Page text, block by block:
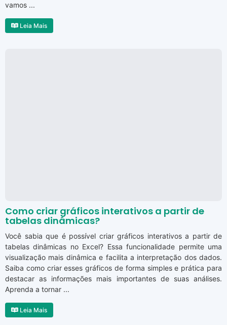
vamos ...
Leia Mais
Como criar gráficos interativos a partir de
tabelas dinâmicas?
Você sabia que é possível criar gráficos interativos a partir de
tabelas dinâmicas no Excel? Essa funcionalidade permite uma
visualização mais dinâmica e facilita a interpretação dos dados.
Saiba como criar esses gráficos de forma simples e prática para
destacar as informações mais importantes de suas análises.
Aprenda a tornar ...
Leia Mais